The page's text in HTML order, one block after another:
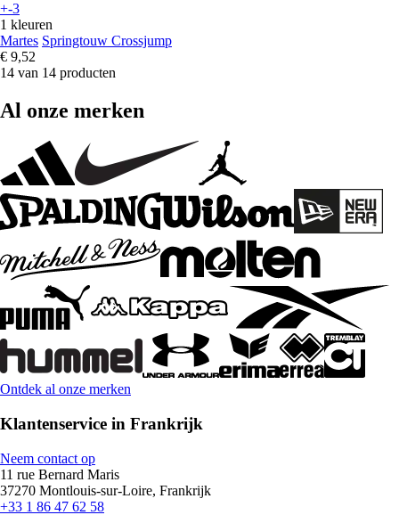
+-3
1 kleuren
Martes Springtouw Crossjump
€ 9,52
14 van 14 producten
Al onze merken
Ontdek al onze merken
Klantenservice in Frankrijk
Neem contact op
11 rue Bernard Maris
37270 Montlouis-sur-Loire, Frankrijk
+33 1 86 47 62 58